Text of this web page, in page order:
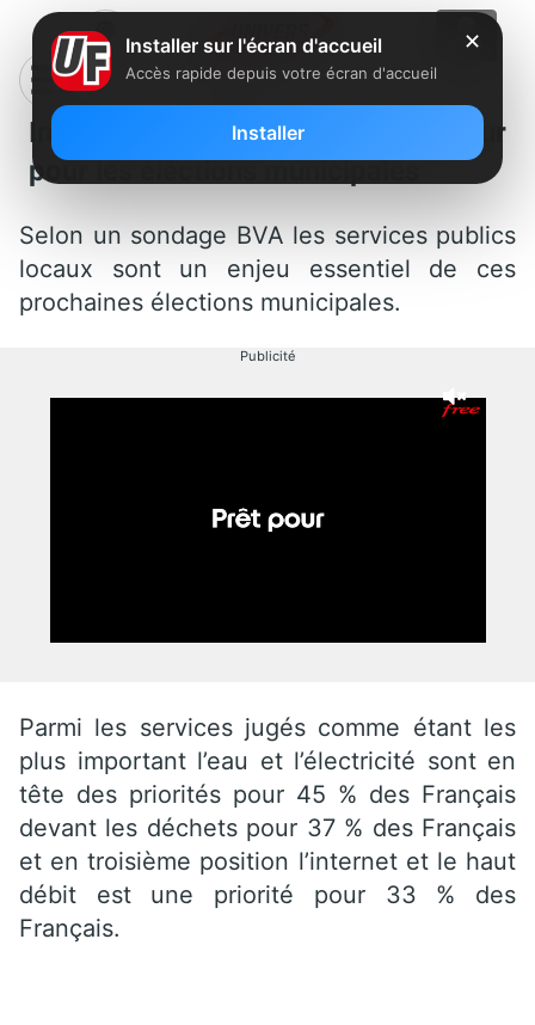
Internet Haut débit : un enjeu majeur
pour les éléctions municipales
Selon un sondage BVA les services publics
locaux sont un enjeu essentiel de ces
prochaines élections municipales.
Publicité
Parmi les services jugés comme étant les
plus important l’eau et l’électricité sont en
tête des priorités pour 45 % des Français
devant les déchets pour 37 % des Français
et en troisième position l’internet et le haut
débit est une priorité pour 33 % des
Français.
✕
Installer sur l'écran d'accueil
Accès rapide depuis votre écran d'accueil
Installer